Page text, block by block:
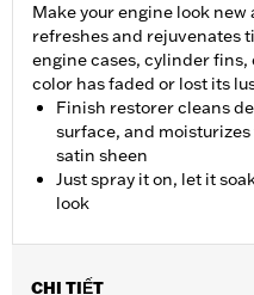
Make your engine look
refreshes and rejuvenates
engine cases, cylinder
color has faded or lost its
Finish restorer cleans
surface, and
satin sheen
Just spray it on, let it
look
CHI TIẾT